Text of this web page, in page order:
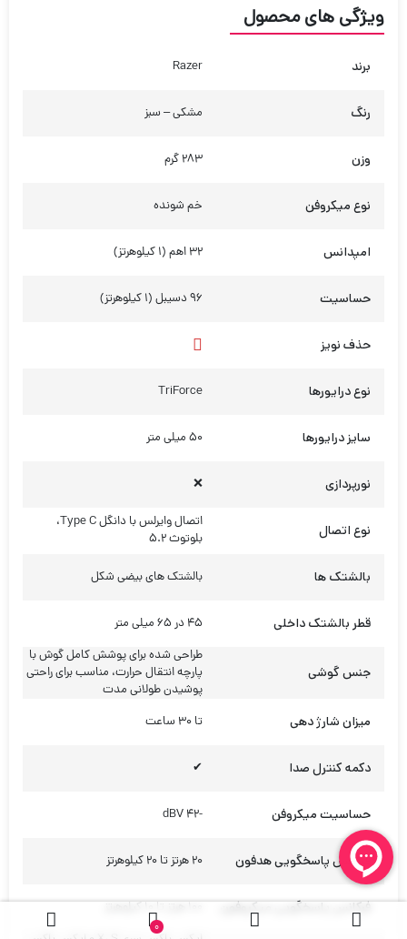
ویژگی های محصول
برند Razer
رنگ مشکی – سبز
وزن 283 گرم
نوع میکروفن خم شونده
امپدانس 32 اهم (1 کیلوهرتز)
حساسیت 96 دسیبل (1 کیلوهرتز)
حذف نویز
نوع درایورها TriForce
سایز درایورها 50 میلی متر
نورپردازی ❌
نوع اتصال
اتصال وایرلس با دانگل Type C،
بلوتوث 5.2
بالشتک ها بالشتک های بیضی شکل
قطر بالشتک داخلی 45 در 65 میلی متر
جنس گوشی
طراحی شده برای پوشش کامل گوش با
پارچه انتقال حرارت، مناسب برای راحتی
پوشیدن طولانی مدت
میزان شارژ دهی تا 30 ساعت
دکمه کنترل صدا ✔
حساسیت میکروفن -42 dBV
فرکانس پاسخگویی هدفون 20 هرتز تا 20 کیلوهرتز
فرکانس پاسخگویی میکروفون
100 هرتز تا 10 کیلوهرتز
0